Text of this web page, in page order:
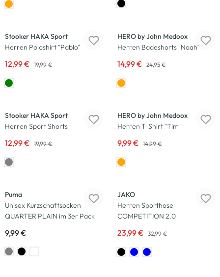
Stooker HAKA Sport
Herren Poloshirt "Pablo"
12,99 € 19,99 €
HERO by John Medoox
Herren Badeshorts "Noah"
14,99 € 24,95 €
Stooker HAKA Sport
Herren Sport Shorts
12,99 € 19,99 €
HERO by John Medoox
Herren T-Shirt "Tim"
9,99 € 14,99 €
Puma
Unisex Kurzschaftsocken
QUARTER PLAIN im 3er Pack
9,99 €
JAKO
Herren Sporthose
COMPETITION 2.0
23,99 € 32,99 €